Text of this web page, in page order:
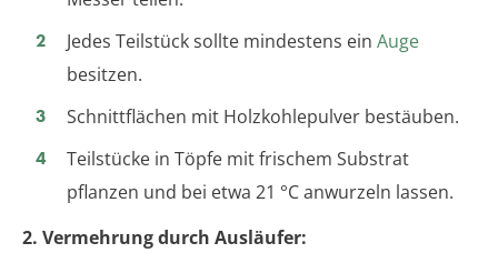
Jedes Teilstück sollte mindestens ein Auge
besitzen.
Schnittflächen mit Holzkohlepulver bestäuben.
Teilstücke in Töpfe mit frischem Substrat
pflanzen und bei etwa 21 °C anwurzeln lassen.
2. Vermehrung durch Ausläufer: